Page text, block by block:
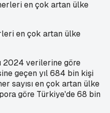
en çok artan ülke
2024 verilerine göre
geçen yıl 684 bin kişi
sayısı en çok artan ülke
göre Türkiye'de 68 bin